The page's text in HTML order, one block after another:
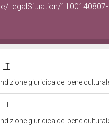
LegalSituation/
IT
giuridica del bene
IT
giuridica del bene